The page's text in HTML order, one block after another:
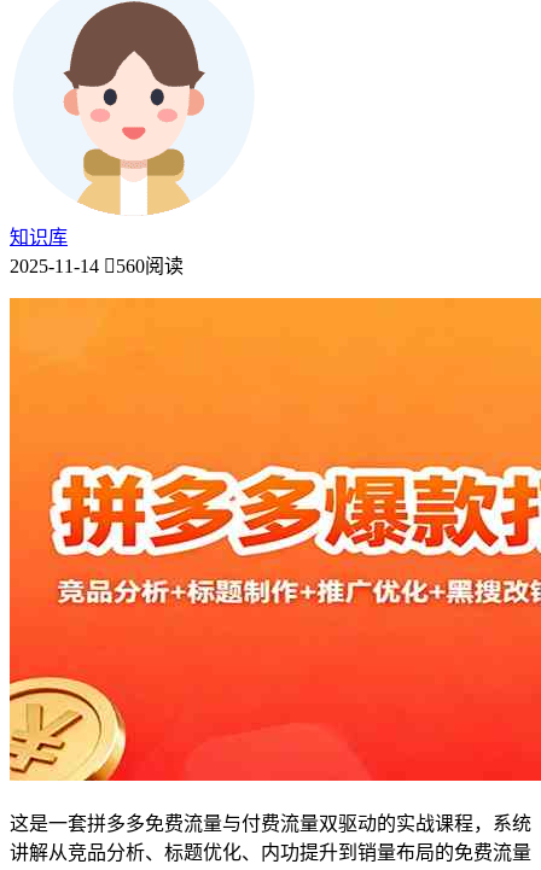
知识库
2025-11-14
560阅读
这是一套拼多多免费流量与付费流量双驱动的实战课程，系统
讲解从竞品分析、标题优化、内功提升到销量布局的免费流量